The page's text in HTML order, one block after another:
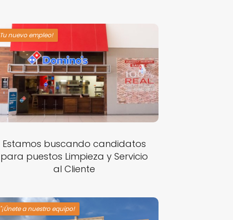
Tu nuevo empleo!
Estamos buscando candidatos
para puestos Limpieza y Servicio
al Cliente
"¡Únete a nuestro equipo!